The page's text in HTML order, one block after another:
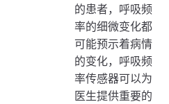
的患者，呼吸频
率的细微变化都
可能预示着病情
的变化，呼吸频
率传感器可以为
医生提供重要的